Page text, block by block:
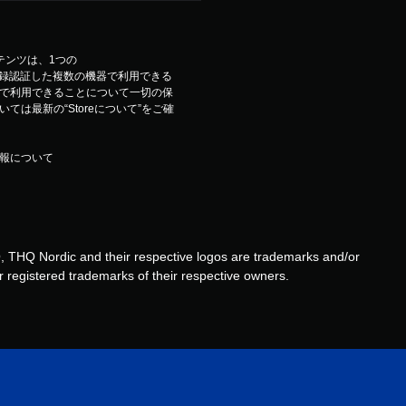
ンツは、1つの
証した複数の機器で利用できる
利用できることについて一切の保
ては最新の“Storeについて”をご確
について
Nordic and their respective logos are trademarks and/or
trademarks of their respective owners.